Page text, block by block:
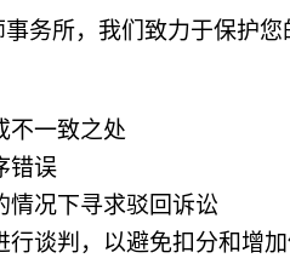
事务所，我们致力于保护
不一致之处
错误
况下寻求驳回诉讼
谈判，以避免扣分和增